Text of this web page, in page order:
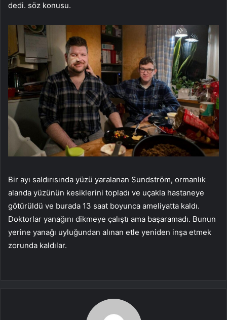
dedi. söz konusu.
Bir ayı saldırısında yüzü yaralanan Sundström, ormanlık
alanda yüzünün kesiklerini topladı ve uçakla hastaneye
götürüldü ve burada 13 saat boyunca ameliyatta kaldı.
Doktorlar yanağını dikmeye çalıştı ama başaramadı. Bunun
yerine yanağı uyluğundan alınan etle yeniden inşa etmek
zorunda kaldılar.